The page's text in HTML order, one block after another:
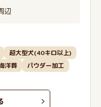
辺
超大型犬(40キロ以上)
洋葬
パウダー加工